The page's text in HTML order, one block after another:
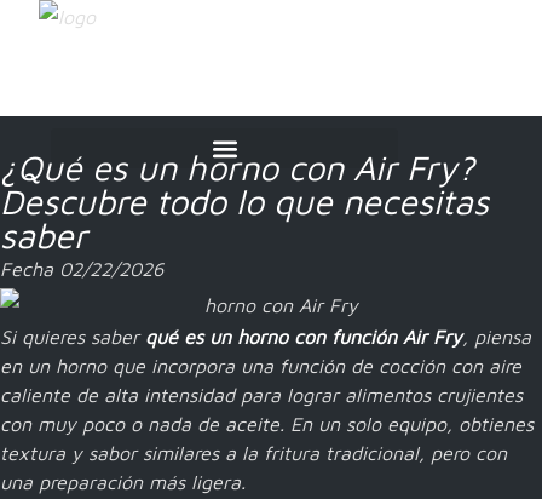
¿Qué es un horno con Air Fry?
Descubre todo lo que necesitas
saber
Fecha 02/22/2026
Si quieres saber qué es un horno con función Air Fry, piensa
en un horno que incorpora una función de cocción con aire
caliente de alta intensidad para lograr alimentos crujientes
con muy poco o nada de aceite. En un solo equipo, obtienes
textura y sabor similares a la fritura tradicional, pero con
una preparación más ligera.